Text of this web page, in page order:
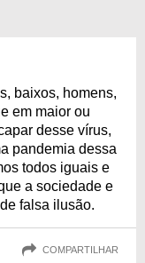
baixos, homens,
em maior ou
desse vírus,
pandemia dessa
todos iguais e
a sociedade e
falsa ilusão.
COMPARTILHAR